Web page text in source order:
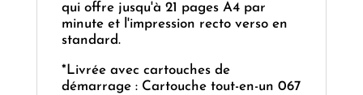
qui offre jusqu'à 21 pages A4 par
minute et l'impression recto verso en
standard.
*Livrée avec cartouches de
démarrage : Cartouche tout-en-un 067